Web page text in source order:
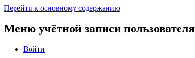
Перейти к основному содержанию
Меню учётной записи пользователя
Войти